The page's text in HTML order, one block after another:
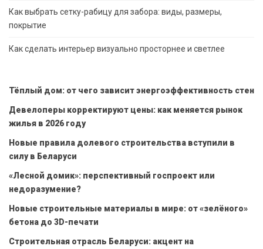
Как выбрать сетку-рабицу для забора: виды, размеры,
покрытие
Как сделать интерьер визуально просторнее и светлее
Тёплый дом: от чего зависит энергоэффективность стен
Девелоперы корректируют цены: как меняется рынок
жилья в 2026 году
Новые правила долевого строительства вступили в
силу в Беларуси
«Лесной домик»: перспективный госпроект или
недоразумение?
Новые строительные материалы в мире: от «зелёного»
бетона до 3D-печати
Строительная отрасль Беларуси: акцент на